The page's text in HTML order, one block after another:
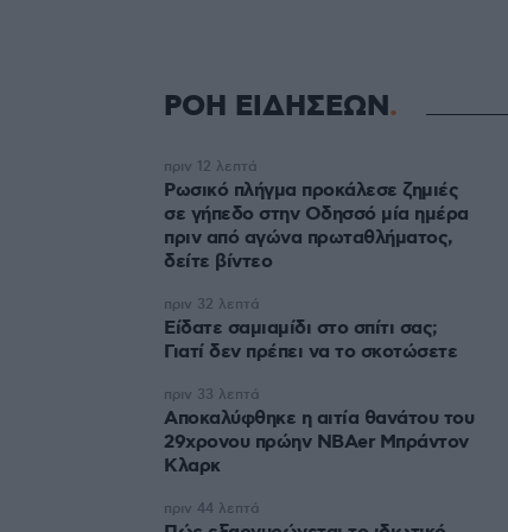
ΡΟΗ ΕΙΔΗΣΕΩΝ
Ρωσικό πλήγμα προκάλεσε ζημιές
σε γήπεδο στην Οδησσό μία ημέρα
πριν από αγώνα πρωταθλήματος,
δείτε βίντεο
πριν 12 λεπτά
Είδατε σαμιαμίδι στο σπίτι σας;
Γιατί δεν πρέπει να το σκοτώσετε
πριν 32 λεπτά
Αποκαλύφθηκε η αιτία θανάτου του
29χρονου πρώην NBAer Μπράντον
Κλαρκ
πριν 33 λεπτά
πριν 44 λεπτά